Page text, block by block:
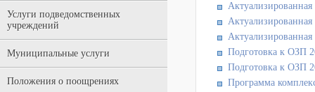
Услуги подведомственных
учреждений
Муниципальные услуги
Положения о поощрениях
Подготовка к ОЗП
Подготовка к ОЗП
Программа